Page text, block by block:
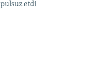
pulsuz etdi